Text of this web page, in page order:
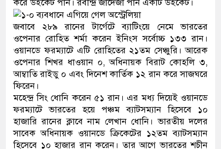
নেতৃত্ব ও গণতন্ত্রের মূর্তমান প্রতীক
করে উইকেট পান। রবীন্দ্র জাদেজা পান একটি উইকেট।
জবাবে ২৮৯ রানের টার্গেটে ব্যাটিংয়ে নেমে ভারতের
ওপেনার রোহিত শর্মা করেন ইনিংস সর্বোচ্চ ১৩৩ রান।
ওয়ানডে ফরম্যাটে এটি রোহিতের ২১তম সেঞ্চুরি। আরেক
ওপেনার শিখর ধাওয়ান ০, অধিনায়ক বিরাট কোহলি ৩,
আম্বাতি রাইডু ০ এবং দিনেশ কার্তিক ১২ রান করে সাজঘরে
ফিরেন।
মহেন্দ্র সিং ধোনি করেন ৫১ রান। এর মধ্য দিয়েই ওয়ানডে
ফরম্যাটে ভারতের হয়ে পঞ্চম ব্যাটসম্যান হিসেবে ১০
হাজারি রানের ক্লাবে নাম লেখান ধোনি। ভারতীয় দলের
সাবেক অধিনায়ক ওয়ানডে ক্রিকেটের ১২তম ব্যাটসম্যান
হিসেবে ১০ হাজার রান করেন। তার আগে ভারতের শচীন